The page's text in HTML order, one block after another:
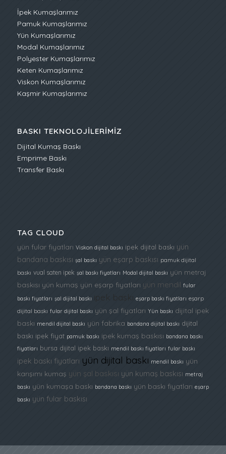
İpek Kumaşlarımız
Pamuk Kumaşlarımız
Yün Kumaşlarımız
Modal Kumaşlarımız
Polyester Kumaşlarımız
Keten Kumaşlarımız
Viskon Kumaşlarımız
Kaşmir Kumaşlarımız
BASKI TEKNOLOJILERIMIZ
Dijital Kumaş Baskı
Emprime Baskı
Transfer Baskı
TAG CLOUD
yün fular fiyatları Viskon dijital baskı ipek dijital baskı yün
bandana baskısı şal baskı yün eşarp baskısı pamuk dijital
baskı vual saten ipek şal baskı fiyatları Modal dijital baskı yün metraj
baskısı yün kumaş yün eşarp fiyatları yün mendil fular
baskı fiyatları şal dijital baskı eşarp baskı fiyatları eşarp
dijital baskı fular dijital baskı yün şal fiyatları Yün baskı dijital ipek
baskı mendil dijital baskı yün fabrika bandana dijital baskı dijital
baskı ipek fiyat pamuk baskı ipek kumaş baskısı bandana baskı
fiyatları bursa dijital ipek baskı mendil baskı fiyatları fular baskı
ipek baskı fiyatları yün dijital baskı mendil baskı yün
karışımı kumaş yün şal baskısı yün kumaş baskısı metraj
baskı yün kumaşa baskı bandana baskı yün baskı fiyatları eşarp
baskı yün fular baskısı